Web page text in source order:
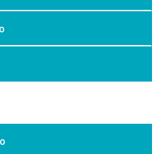
de conteúdos
pedagógicas, o estudo